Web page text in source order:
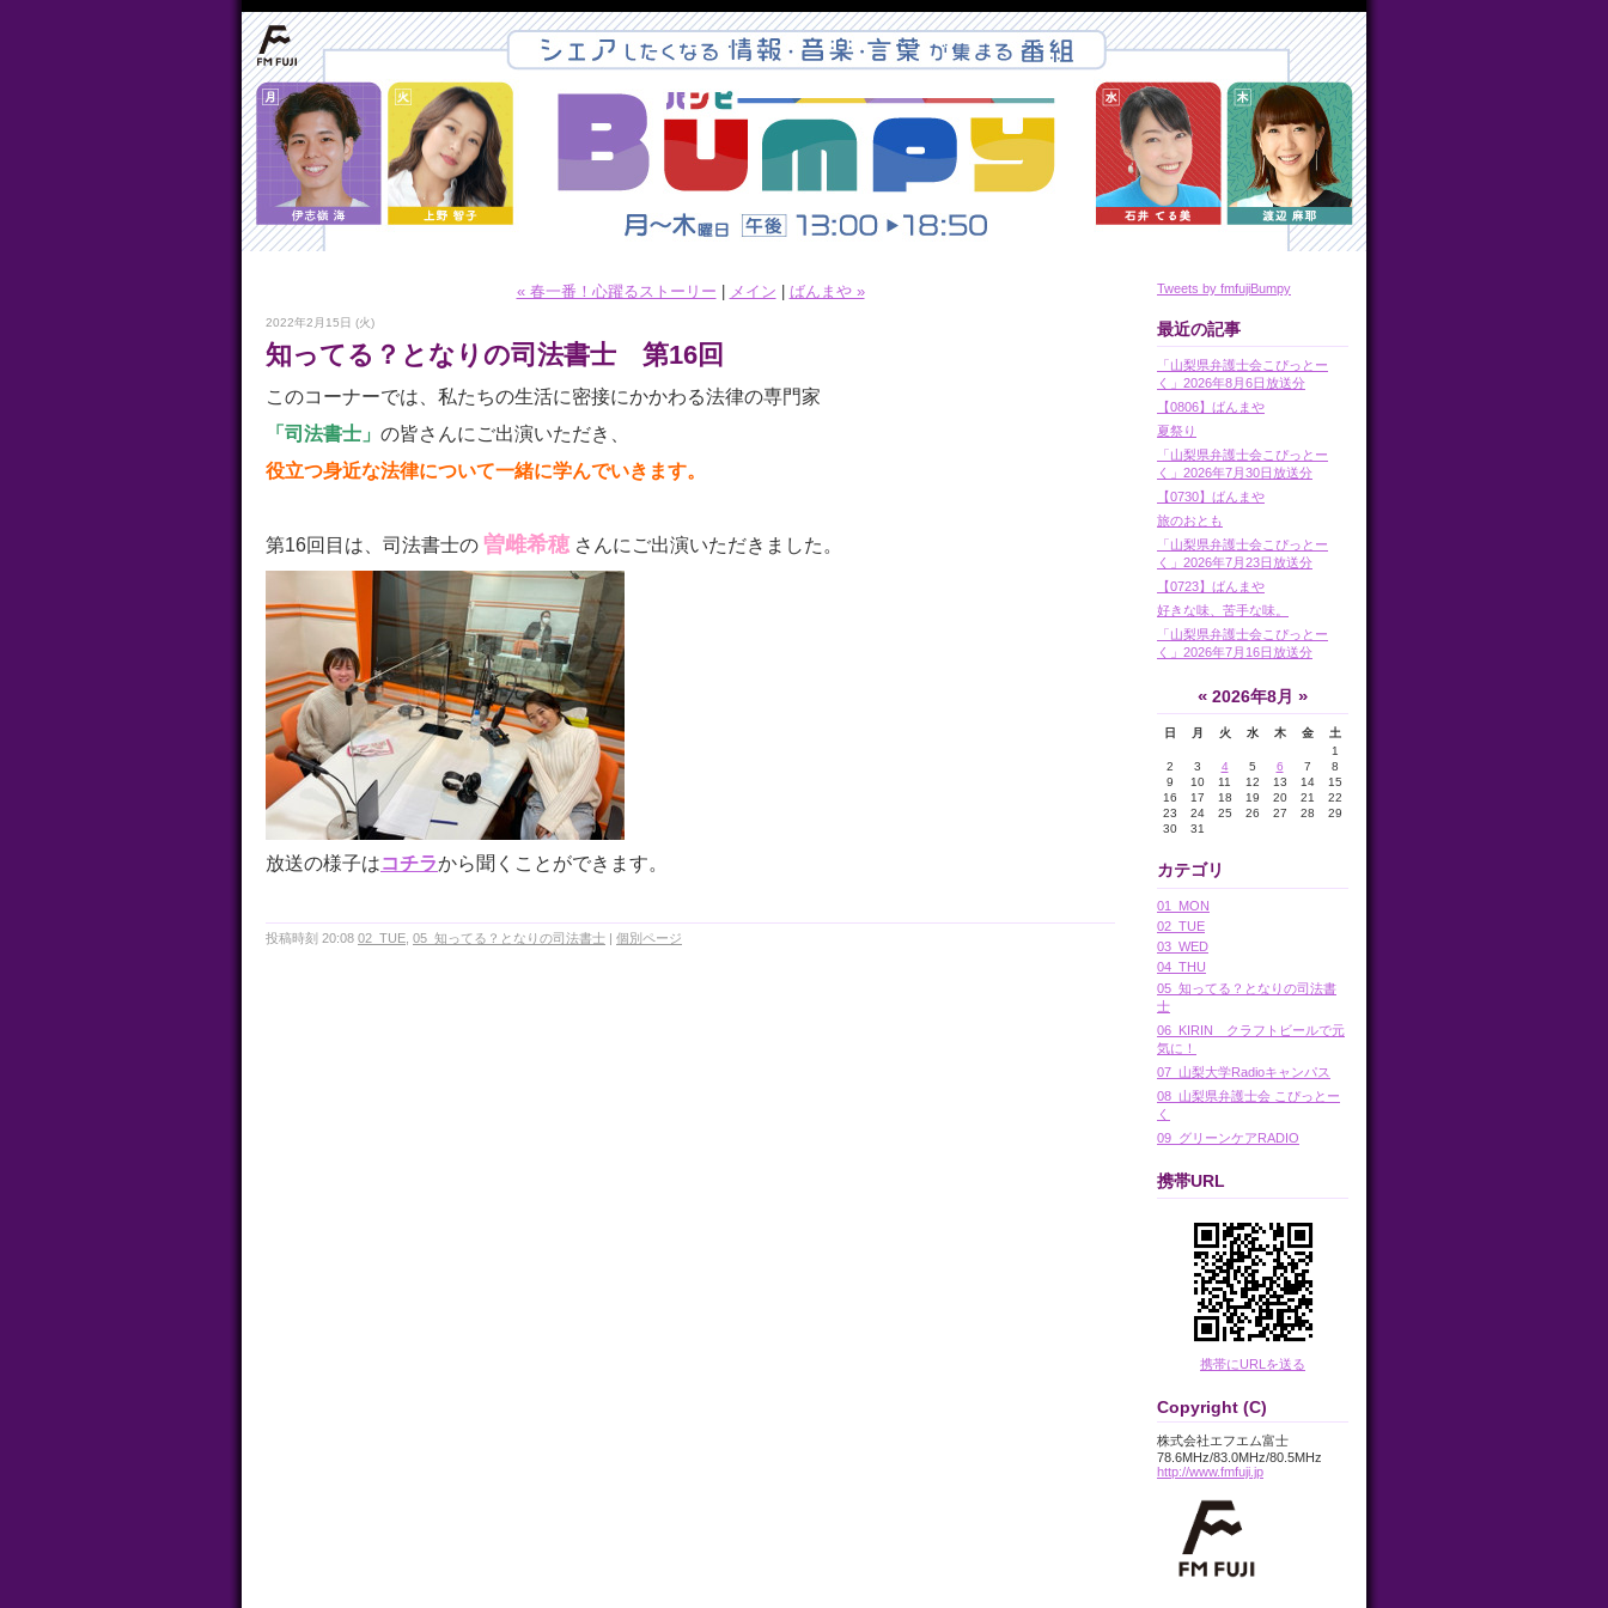
« 春一番！心躍るストーリー メイン ばんまや »
2022年2月15日 (火)
知ってる？となりの司法書士 第16回
このコーナーでは、私たちの生活に密接にかかわる法律の専門家
「司法書士」 の皆さんにご出演いただき、
役立つ身近な法律について一緒に学んでいきます。
第16回目は、司法書士の 曽雌希穂 さんにご出演いただきました。
放送の様子はコチラから聞くことができます。
投稿時刻 20:08 02_TUE 05_知ってる？となりの司法書士 | 個別ページ
Tweets by fmfujiBumpy
最近の記事
「山梨県弁護士会こぴっとー
く」2026年8月6日放送分
【0806】ばんまや
夏祭り
「山梨県弁護士会こぴっとー
く」2026年7月30日放送分
【0730】ばんまや
旅のおとも
「山梨県弁護士会こぴっとー
く」2026年7月23日放送分
【0723】ばんまや
好きな味、苦手な味。
「山梨県弁護士会こぴっとー
く」2026年7月16日放送分
« 2026年8月 »
日 月 火 水 木 金
土
1
2
3 4 5 6 7
8
9
10 11 12 13 14
15
16
17 18 19 20 21
22
23
24 25 26 27 28
29
30
31
カテゴリ
01_MON
02_TUE
03_WED
04_THU
05_知ってる？となりの司法書
士
06_KIRIN クラフトビールで元
気に！
07_山梨大学Radioキャンパス
08_山梨県弁護士会 こぴっとー
く
09_グリーンケアRADIO
携帯URL
携帯にURLを送る
Copyright (C)
株式会社エフエム富士
78.6MHz/83.0MHz/80.5MHz
http://www.fmfuji.jp